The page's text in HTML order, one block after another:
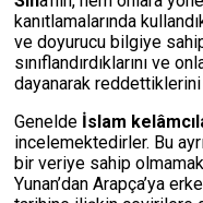
kanıtlamalarında
ve doyurucu bilgiye
sınıflandırdıklarını ve
dayanarak
Genelde İslam
incelemektedirler. Bu
bir veriye sahip
Yunan’dan Arapça’ya